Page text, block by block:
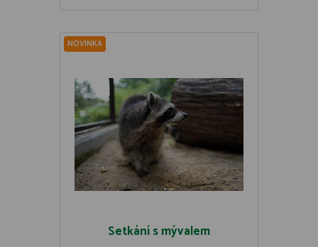
NOVINKA
Setkání s mývalem